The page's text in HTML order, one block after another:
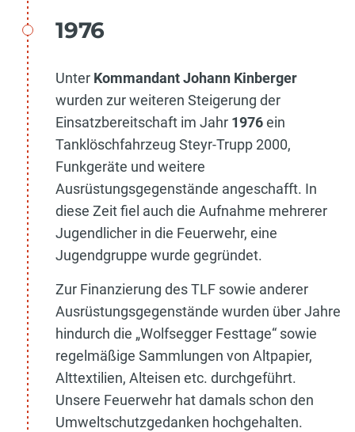
1976
Unter Kommandant Johann Kinberger
wurden zur weiteren Steigerung der
Einsatzbereitschaft im Jahr 1976ein
Tanklöschfahrzeug Steyr-Trupp 2000,
Funkgeräte und weitere
Ausrüstungsgegenstände angeschafft. In
diese Zeit fiel auch die Aufnahme mehrerer
Jugendlicher in die Feuerwehr, eine
Jugendgruppe wurde gegründet.
Zur Finanzierung des TLF sowie anderer
Ausrüstungsgegenstände wurden über Jahre
hindurch die „Wolfsegger Festtage“ sowie
regelmäßige Sammlungen von Altpapier,
Alttextilien, Alteisen etc. durchgeführt.
Unsere Feuerwehr hat damals schon den
Umweltschutzgedanken hochgehalten.